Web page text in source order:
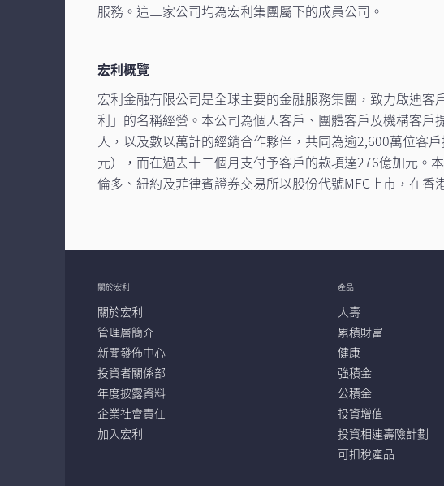
服務。這三家公司均為宏利集團屬下的成員公司。
宏利概覽
宏利金融有限公司是全球主要的金融服務集團，致力啟迪
利」的名稱經營。本公司為個人客戶、團體客戶及機構客
人，以及數以萬計的經銷合作夥伴，共同為逾2,600萬位客
元），而在過去十二個月支付予客戶的款項達276億加元。
倫多、紐約及菲律賓證券交易所以股份代號MFC上市，在香
關於宏利
關於宏利
管理層簡介
新聞發佈中心
投資者關係部
年度披露資料
企業社會責任
加入宏利
產品
人壽
累積財富
健康
強積金
公積金
投資增值
投資相連壽險計劃
可扣稅產品